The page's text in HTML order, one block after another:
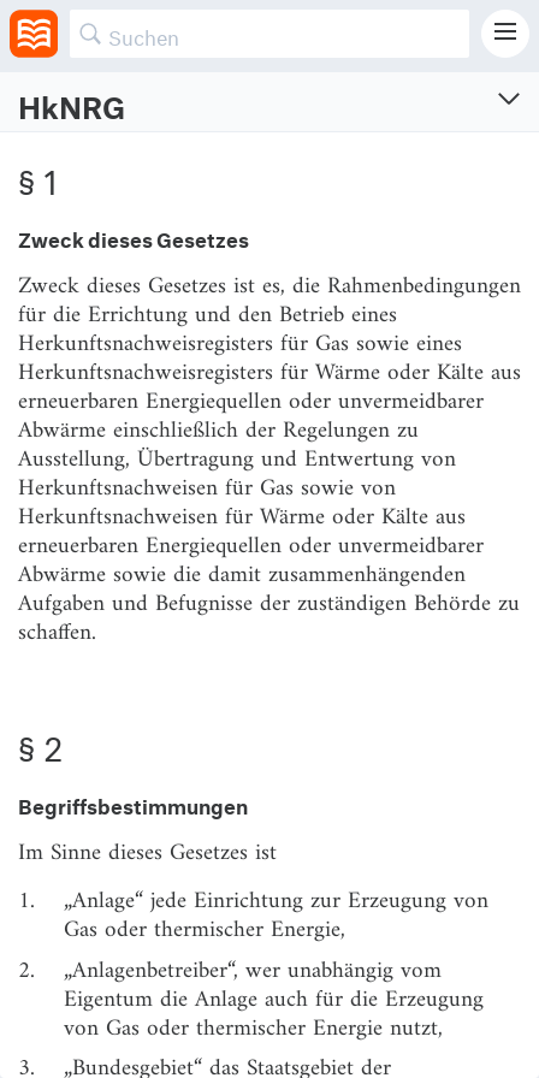
HkNRG
Gesetz zur Ausstellung, Übertragung und Entwertung von Herkunftsnachweisen
sowie zur Schaffung von Herkunftsnachweisregistern für Gas, Wärme oder Kälte aus
Vom 4.1.2023 (BGBl. I S. Nr. 9)
§ 1
Zweck dieses Gesetzes
§ 2
Begriffsbestimmungen
§ 3
Herkunftsnachweise für Gas und
Herkunftsnachweisregister für Gas
§ 4
Herkunftsnachweise für Wärme oder Kälte und
Herkunftsnachweisregister für Wärme oder Kälte
§ 5
Verordnungsermächtigungen zu
Herkunftsnachweisen für Gas und
Herkunftsnachweisen für Wärme oder Kälte sowie
zur Subdelegation
§ 8
§ 1
Zweck dieses Gesetzes
Zweck dieses Gesetzes ist es, die Rahmenbedingungen
für die Errichtung und den Betrieb eines
Herkunftsnachweisregisters für Gas sowie eines
Herkunftsnachweisregisters für Wärme oder Kälte aus
erneuerbaren Energiequellen oder unvermeidbarer
Abwärme einschließlich der Regelungen zu
Ausstellung, Übertragung und Entwertung von
Herkunftsnachweisen für Gas sowie von
Herkunftsnachweisen für Wärme oder Kälte aus
erneuerbaren Energiequellen oder unvermeidbarer
Abwärme sowie die damit zusammenhängenden
Aufgaben und Befugnisse der zuständigen Behörde zu
schaffen.
§ 2
Begriffsbestimmungen
Im Sinne dieses Gesetzes ist
1.
„Anlage“ jede Einrichtung zur Erzeugung von
Gas oder thermischer Energie,
2.
„Anlagenbetreiber“, wer unabhängig vom
Eigentum die Anlage auch für die Erzeugung
von Gas oder thermischer Energie nutzt,
3.
„Bundesgebiet“ das Staatsgebiet der